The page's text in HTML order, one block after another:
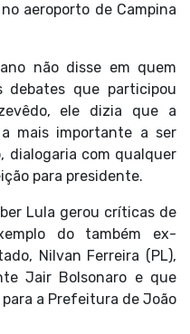
aeroporto de Campina
não disse em quem
debates que participou
ele dizia que a
mais importante a ser
dialogaria com qualquer
para presidente.
Lula gerou críticas de
do também ex-
Nilvan Ferreira (PL),
Jair Bolsonaro e que
a Prefeitura de João